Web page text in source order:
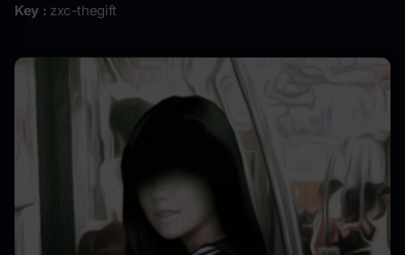
Key : zxc-thegift